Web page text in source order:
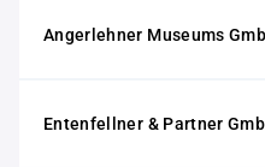
Angerlehner Museums
Entenfellner & Partner